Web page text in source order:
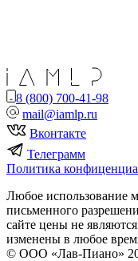
8 (800) 700-41-98
mail@iamlp.ru
Вконтакте
Телеграмм
Политика
Любое использование
письменного
сайте цены не
изменены в любое
© ООО «Лав-Пиано»